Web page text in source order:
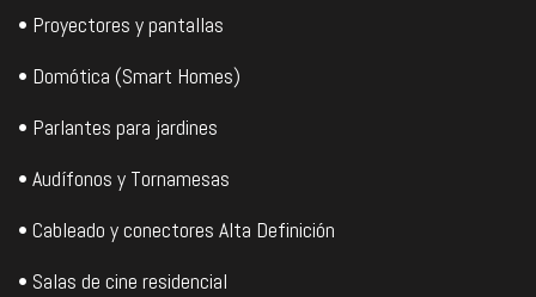
• Proyectores y pantallas
• Domótica (Smart Homes)
• Parlantes para jardines
• Audífonos y Tornamesas
• Cableado y conectores Alta Definición
• Salas de cine residencial